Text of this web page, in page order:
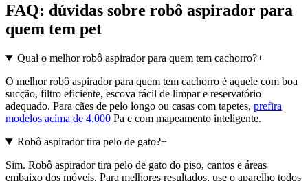
FAQ: dúvidas sobre robô aspirador para
quem tem pet
Qual o melhor robô aspirador para quem tem cachorro?+
O melhor robô aspirador para quem tem cachorro é aquele com boa
sucção, filtro eficiente, escova fácil de limpar e reservatório
adequado. Para cães de pelo longo ou casas com tapetes, prefira
modelos acima de 4.000 Pa e com mapeamento inteligente.
Robô aspirador tira pelo de gato?+
Sim. Robô aspirador tira pelo de gato do piso, cantos e áreas
embaixo dos móveis. Para melhores resultados, use o aparelho todos